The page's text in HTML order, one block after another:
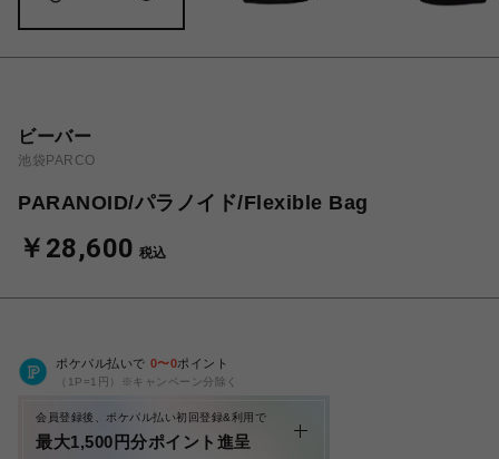
ビーバー
池袋PARCO
PARANOID/パラノイド/Flexible Bag
￥28,600 税込
ポケパル払いで 0〜0ポイント
（1P=1円）※キャンペーン分除く
会員登録後、ポケパル払い初回登録&利用で
最大1,500円分ポイント進呈